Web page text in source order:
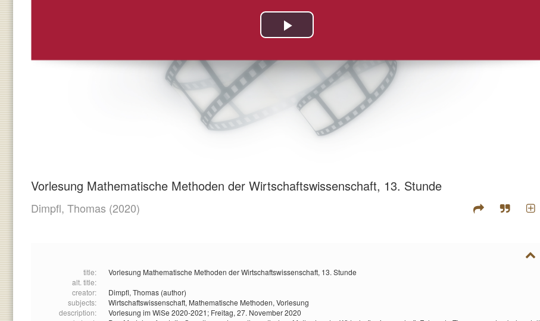
Vorlesung Mathematische Methoden der Wirtschaftswissenschaft, 13. Stunde
Dimpfl, Thomas (2020)
title:
Vorlesung Mathematische Methoden der Wirtschaftswissenschaft, 13. Stunde
alt. title:
creator:
Dimpfl, Thomas (author)
subjects:
Wirtschaftswissenschaft, Mathematische Methoden, Vorlesung
description:
Vorlesung im WiSe 2020-2021; Freitag, 27. November 2020